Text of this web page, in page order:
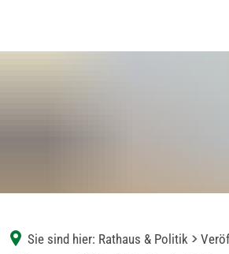
Sie sind hier: Rathaus & Politik